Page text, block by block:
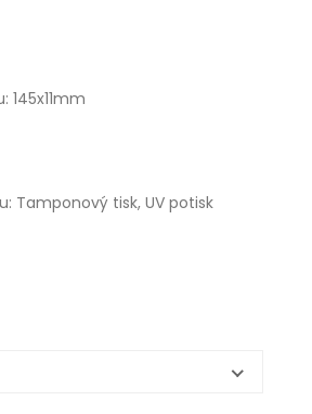
145x11mm
Tamponový tisk, UV potisk